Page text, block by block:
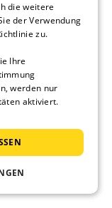
die weitere
der Verwendung
zu.
Ihre
werden nur
aktiviert.